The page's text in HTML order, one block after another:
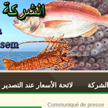
لائحة الأسعار عند التصدير
Communiqué de presse